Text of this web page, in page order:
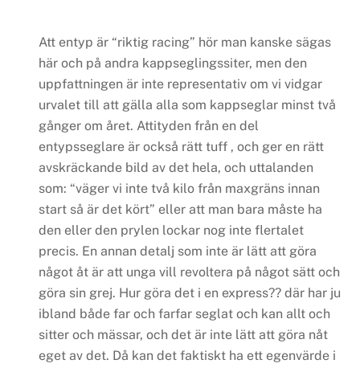
Att entyp är “riktig racing” hör man kanske sägas
här och på andra kappseglingssiter, men den
uppfattningen är inte representativ om vi vidgar
urvalet till att gälla alla som kappseglar minst två
gånger om året. Attityden från en del
entypsseglare är också rätt tuff , och ger en rätt
avskräckande bild av det hela, och uttalanden
som: “väger vi inte två kilo från maxgräns innan
start så är det kört” eller att man bara måste ha
den eller den prylen lockar nog inte flertalet
precis. En annan detalj som inte är lätt att göra
något åt är att unga vill revoltera på något sätt och
göra sin grej. Hur göra det i en express?? där har ju
ibland både far och farfar seglat och kan allt och
sitter och mässar, och det är inte lätt att göra nåt
eget av det. Då kan det faktiskt ha ett egenvärde i